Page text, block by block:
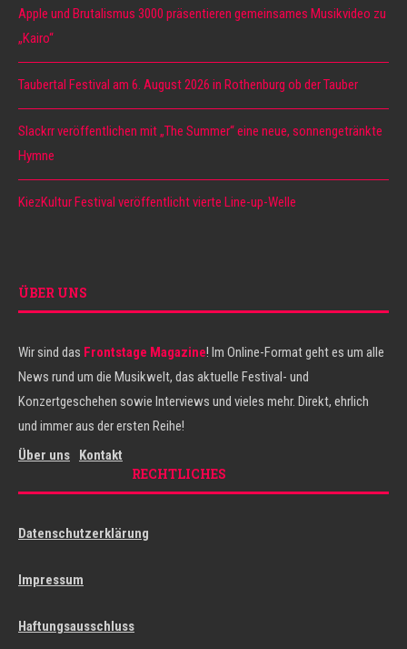
Apple und Brutalismus 3000 präsentieren gemeinsames Musikvideo zu
„Kairo“
Taubertal Festival am 6. August 2026 in Rothenburg ob der Tauber
Slackrr veröffentlichen mit „The Summer“ eine neue, sonnengetränkte
Hymne
KiezKultur Festival veröffentlicht vierte Line-up-Welle
ÜBER UNS
Wir sind das Frontstage Magazine! Im Online-Format geht es um alle
News rund um die Musikwelt, das aktuelle Festival- und
Konzertgeschehen sowie Interviews und vieles mehr. Direkt, ehrlich
und immer aus der ersten Reihe!
Über uns
Kontakt
RECHTLICHES
Datenschutzerklärung
Impressum
Haftungsausschluss